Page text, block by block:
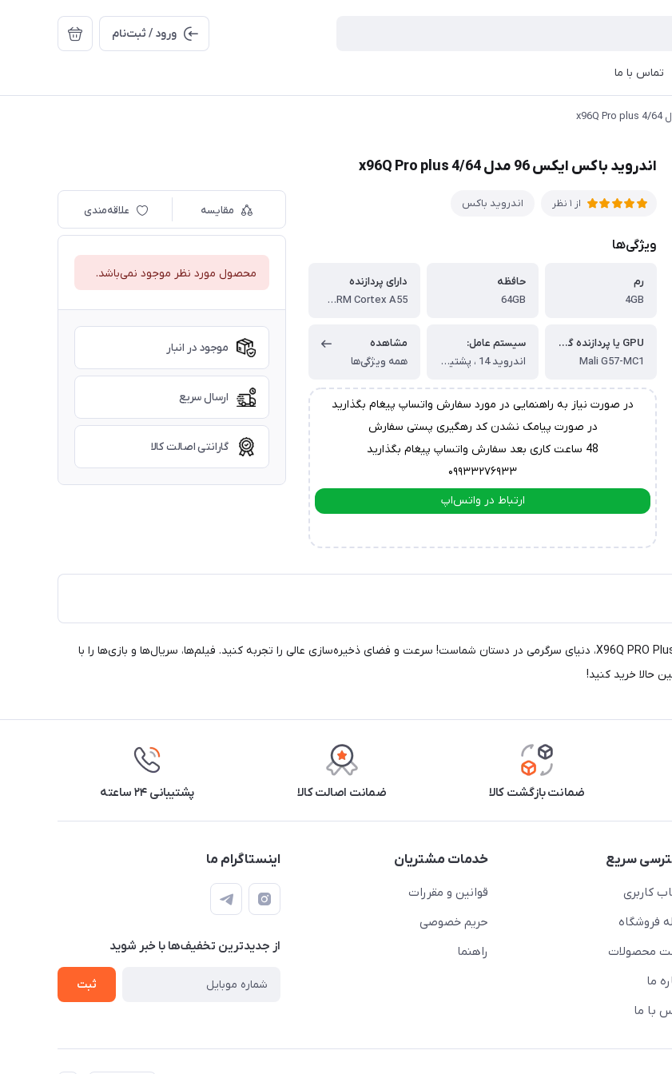
ورود / ثبت‌نام
تماس با ما
اندروید باکس ایکس 96 مدل x96Q Pro plus 4/64
از 1 نظر اندروید باکس
ویژگی‌ها
رم
4GB
حافظه
64GB
دارای پردازنده
Allwinner H728 Octa-core ARM Cortex A55
GPU یا پردازنده گرافیکی
Mali G57-MC1
سیستم عامل:
اندروید 14 ، پشتیبانی از آپدیت اندروید جدید
مشاهده
همه ویژگی‌ها
در صورت نیاز به راهنمایی در مورد سفارش واتساپ پیغام بگذارید
در صورت پیامک نشدن کد رهگیری پستی سفارش
48 ساعت کاری بعد سفارش واتساپ پیغام بگذارید
۰۹۹۳۳۲۷۶۹۳۳
ارتباط در واتس‌اپ
مقایسه علاقه‌مندی
محصول مورد نظر موجود نمی‌باشد.
موجود در انبار
ارسال سریع
گارانتی اصالت کالا
آیا به دنبال تجربه یک سینمای خانگی فوق‌العاده هستید؟ با اندروید باکس X96Q PRO Plus، دنیای سرگرمی در دستان شماست! سرعت و فضای ذخیره‌سازی عالی را تجربه کنید. فیلم‌ها، سریال‌ها و بازی‌ها را با
ضمانت بازگشت کالا ضمانت اصالت کالا پشتیبانی ۲۴ ساعته
سریع
کاربری
فروشگاه
محصولات
ما
با ما
خدمات مشتریان
قوانین و مقررات
حریم خصوصی
راهنما
اینستاگرام ما
از جدید‌ترین تخفیف‌ها با‌ خبر شوید
ثبت